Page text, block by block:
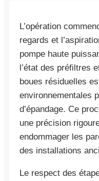
L’opération
regards et
pompe haute
l’état des préfiltres
boues résiduelles
environnementales
d’épandage. Ce
une précision
endommager les
des installations
Le respect des